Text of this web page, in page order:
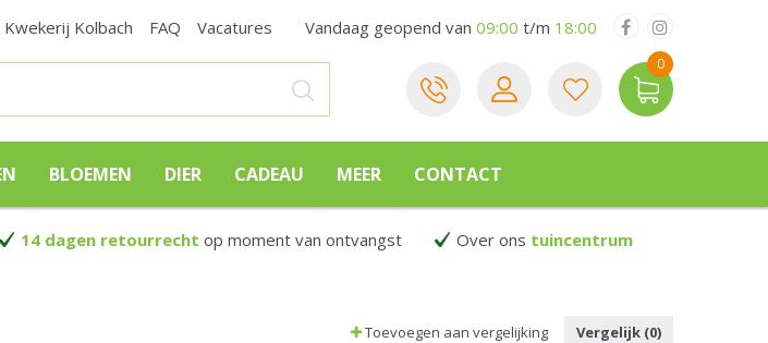
Kwekerij Kolbach FAQ Vacatures Vandaag geopend van 09:00 t/m 18:00
BLOEMEN DIER CADEAU MEER CONTACT
14 dagen retourrecht op moment van ontvangst Over ons tuincentrum
Toevoegen aan vergelijking Vergelijk (0)